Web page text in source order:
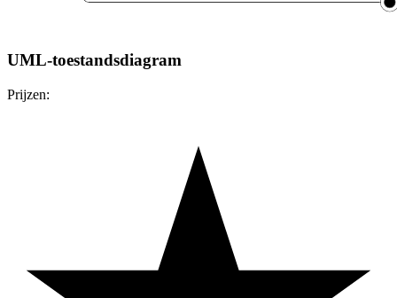
UML-toestandsdiagram
Prijzen: